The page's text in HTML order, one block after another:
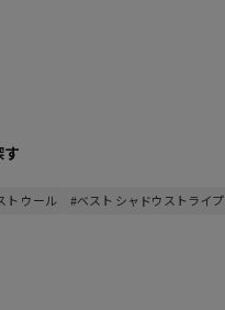
ト ウール #ベスト シャドウストライプ